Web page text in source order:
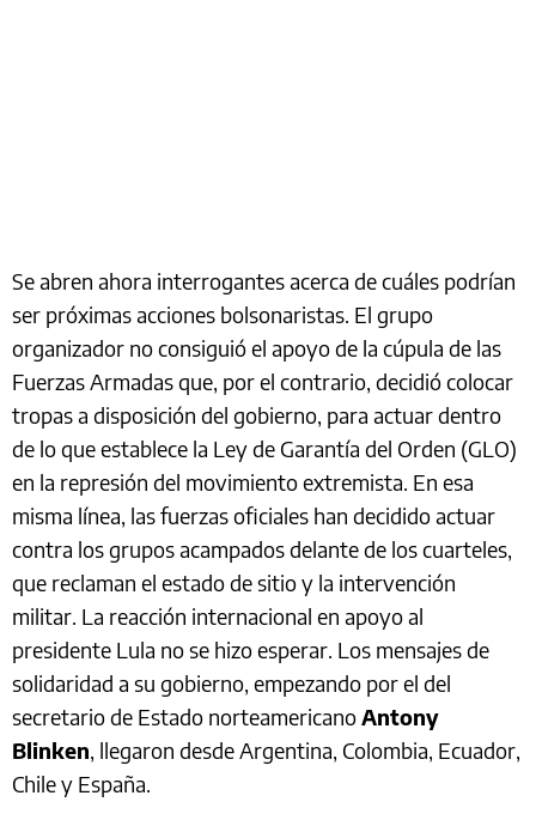
Se abren ahora interrogantes acerca de cuáles podrían
ser próximas acciones bolsonaristas. El grupo
organizador no consiguió el apoyo de la cúpula de las
Fuerzas Armadas que, por el contrario, decidió colocar
tropas a disposición del gobierno, para actuar dentro
de lo que establece la Ley de Garantía del Orden (GLO)
en la represión del movimiento extremista. En esa
misma línea, las fuerzas oficiales han decidido actuar
contra los grupos acampados delante de los cuarteles,
que reclaman el estado de sitio y la intervención
militar. La reacción internacional en apoyo al
presidente Lula no se hizo esperar. Los mensajes de
solidaridad a su gobierno, empezando por el del
secretario de Estado norteamericanoAntony
Blinken, llegaron desde Argentina, Colombia, Ecuador,
Chile y España.